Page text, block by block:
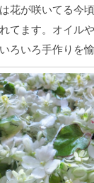
花が咲いてる今
てます。オイル
ろいろ手作りを